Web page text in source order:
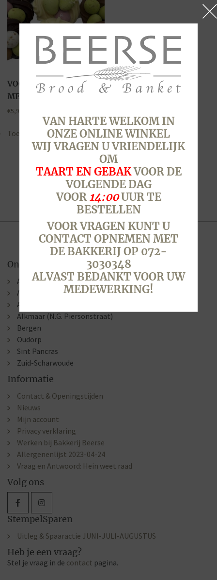
VOGELNESTJES PUUR-
MELK-WIT
€5,95
Toevoegen aan winkelwagen
Onze winkels
Alkmaar (Berenkoog)
Alkmaar (Stationsweg)
Alkmaar (Laat )
Alkmaar (N.G. Piersonstraat)
Bergen
Oudorp
Sint Pancras
Zuid-Scharwoude
Informatie
Contact & Openingstijden
Nieuws
Mijn account
Privacy verklaring
Werken bij Bakkerij Beerse
Allergenenlijst 2023-04-24
Vraag en Antwoord: Hein weet raad
Volg ons
StempelSparen
Uitleg & Spaaractie JUNI-JULI-AUGUSTUS
Heb je een vraag?
Stel je vraag in de contact pagina.
VAN HARTE WELKOM IN
ONZE ONLINE WINKEL
WIJ VRAGEN U VRIENDELIJK
OM
TAART EN GEBAKVOOR DE
VOLGENDE DAG
VOOR 14:00UUR TE
BESTELLEN
VOOR VRAGEN KUNT U
CONTACT OPNEMEN MET
DE BAKKERIJ OP 072-
3030348
ALVAST BEDANKT VOOR UW
MEDEWERKING!